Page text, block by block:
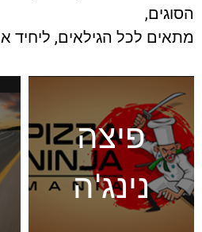
הסוגים,
מתאים לכל הגילאים, ליחיד או
פיצה
נינג'ה